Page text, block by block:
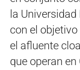
la
con el
el afluente
que operan